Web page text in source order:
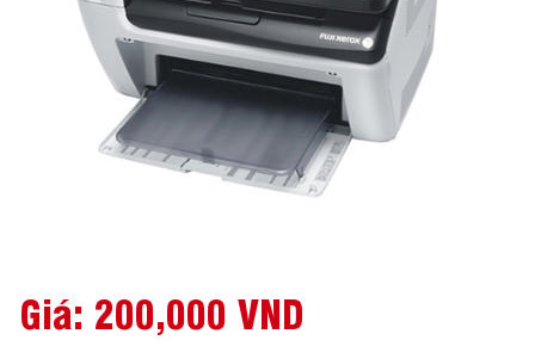
Giá: 200,000 VND